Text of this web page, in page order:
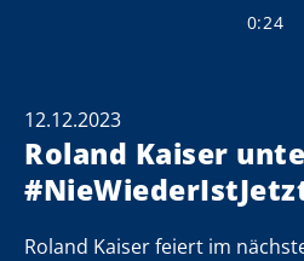
0:24
12.12.2023
Roland Kaiser
Roland Kaiser feiert im